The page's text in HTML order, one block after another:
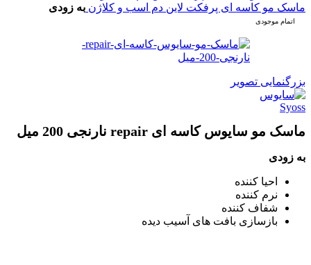
ماسک مو کاسه ای پرفکت لاین دم اسب و کلاژن به زودی
اتمام موجودی
بزرگنمایی تصویر
ماسک مو سایوس کاسه ای repair نارنجی 200 میل
به زودی
احیا کننده
نرم کننده
شفاف کننده
بازسازی بافت های آسیب دیده